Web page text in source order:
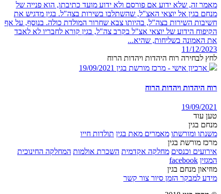
מאמר זה, שלא ידוע אם פורסם ולא ידוע מועד כתיבתו, הוא פנייה של
מנחם בגין אל יוצאי האצ"ל, שהשתלבו בשירות בצה"ל. בגין מדגיש את
חשיבות השירות בצה"ל, בהיותו צבא שחרור המולדת כולה. בנוסף, על אף
הקיפוח הידוע של יוצאי אצ"ל בקרב צה"ל, בגין קורא לחבריו לא לאבד
את האמונה בשליחות, שהיא...
11/12/2023
לחץ לבחירה רוח היהדות ויהדות הרוח
ארכיון אישי - מרכז מורשת בגין 19/09/2021
רוח היהדות ויהדות הרוח
19/09/2021
טען עוד
מנחם בגין
משנתו ומורשתו מאמרים מאת בגין תולדות חייו
מרכז מורשת בגין
אירועים וכנסים מחלקה אקדמית השכרת אולמות המחלקה החינוכית
המגזין facebook
מוזיאון מנחם בגין
מידע למבקר הזמן סיור צור קשר